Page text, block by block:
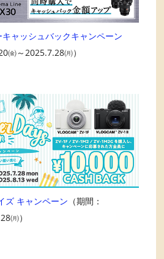
ャッシュバックキャンペーン
㈮～2025.7.28㈪）
ズ キャンペーン （期間：
㈪）